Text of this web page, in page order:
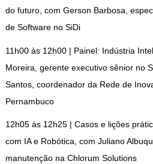
do futuro, com Gerson Barbosa,
de Software no SiDi
11h00 às 12h00 | Painel: Indústria
Moreira, gerente executivo sênior no
Santos, coordenador da Rede de
Pernambuco
12h05 às 12h25 | Casos e lições
com IA e Robótica, com Juliano
manutenção na Chlorum Solutions